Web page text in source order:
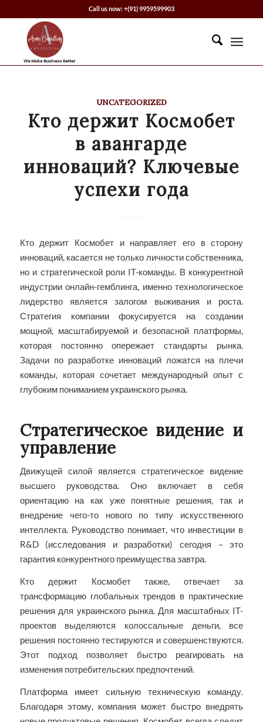
Call us now: +(91) 9959599903
UNCATEGORIZED
Кто держит Космобет
в авангарде
инноваций? Ключевые
успехи года
Кто держит Космобет и направляет его в сторону
инноваций, касается не только личности собственника,
но и стратегической роли IT-команды. В конкурентной
индустрии онлайн-гемблинга, именно технологическое
лидерство является залогом выживания и роста.
Стратегия компании фокусируется на создании
мощной, масштабируемой и безопасной платформы,
которая постоянно опережает стандарты рынка.
Задачи по разработке инноваций ложатся на плечи
команды, которая сочетает международный опыт с
глубоким пониманием украинского рынка.
Стратегическое видение и
управление
Движущей силой является стратегическое видение
высшего руководства. Оно включает в себя
ориентацию на как уже понятные решения, так и
внедрение чего-то нового по типу искусственного
интеллекта. Руководство понимает, что инвестиции в
R&D (исследования и разработки) сегодня – это
гарантия конкурентного преимущества завтра.
Кто держит Космобет также, отвечает за
трансформацию глобальных трендов в практические
решения для украинского рынка. Для масштабных IT-
проектов выделяются колоссальные деньги, все
решения постоянно тестируются и совершенствуются.
Этот подход позволяет быстро реагировать на
изменения потребительских предпочтений.
Платформа имеет сильную техническую команду.
Благодаря этому, компания может быстро внедрять